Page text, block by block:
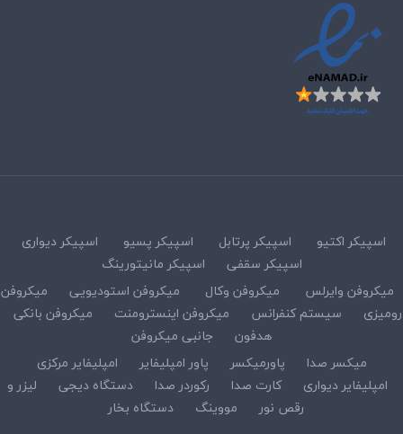
اسپیکر اکتیو اسپیکر پرتابل اسپیکر پسیو
اسپیکر دیواری
اسپیکر سقفی
اسپیکر مانیتورینگ
میکروفن وایرلس
میکروفن وکال میکروفن استودیویی
میکروفن
رومیزی
سیستم کنفرانس میکروفن اینسترومنت
میکروفن بانکی
هدفون
جانبی میکروفن
میکسر صدا
پاورمیکسر پاور امپلیفایر
امپلیفایر مرکزی
امپلیفایر دیواری
کارت صدا رکوردر صدا دستگاه دیجی
لیزر و
رقص نور
مووینگ
دستگاه بخار